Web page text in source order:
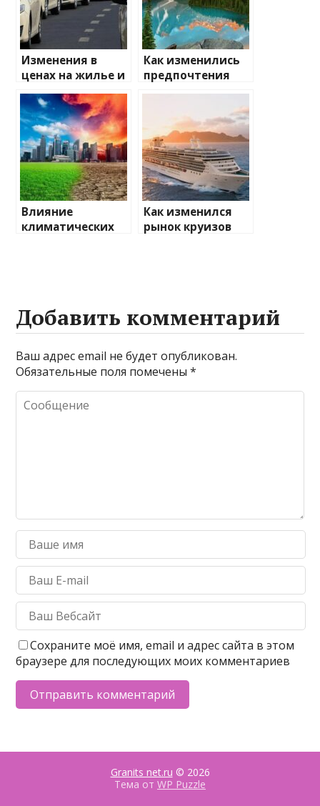
Изменения в
ценах на жилье и
транспорт: что
ожидать
Как изменились
предпочтения
туристов
Влияние
климатических
Как изменился
рынок круизов
Добавить комментарий
Ваш адрес email не будет опубликован.
Обязательные поля помечены*
Сохраните моё имя, email и адрес сайта в этом
браузере для последующих моих комментариев
Granits net.ru © 2026
Тема от WP Puzzle